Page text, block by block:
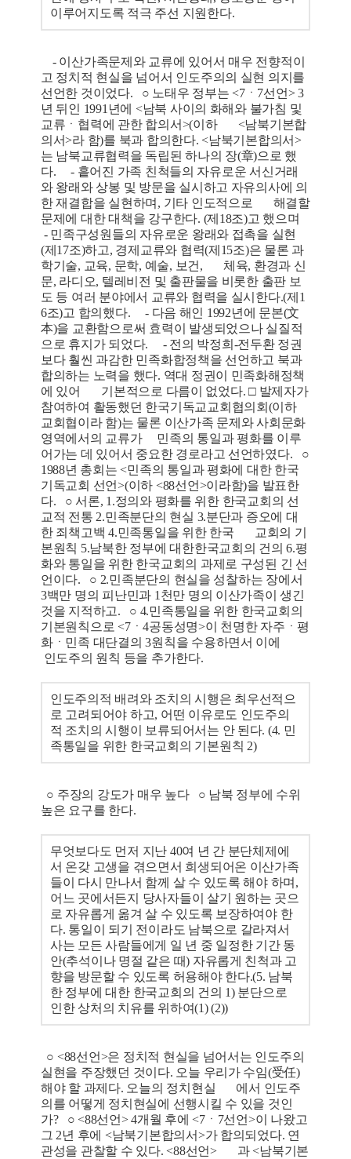
이루어지도록 적극 주선 지원한다.
- 이산가족문제와 교류에 있어서 매우 전향적이
고 정치적 현실을 넘어서 인도주의의 실현 의지를
선언한 것이었다. ○ 노태우 정부는 <7ㆍ7선언> 3
년 뒤인 1991년에 <남북 사이의 화해와 불가침 및
교류ㆍ협력에 관한 합의서>(이하 <남북기본합
의서>라 함)를 북과 합의한다. <남북기본합의서>
는 남북교류협력을 독립된 하나의 장(章)으로 했
다. - 흩어진 가족 친척들의 자유로운 서신거래
와 왕래와 상봉 및 방문을 실시하고 자유의사에 의
한 재결합을 실현하며, 기타 인도적으로 해결할
문제에 대한 대책을 강구한다. (제18조)고 했으며
- 민족구성원들의 자유로운 왕래와 접촉을 실현
(제17조)하고, 경제교류와 협력(제15조)은 물론 과
학기술, 교육, 문학, 예술, 보건, 체육, 환경과 신
문, 라디오, 텔레비전 및 출판물을 비롯한 출판 보
도 등 여러 분야에서 교류와 협력을 실시한다.(제1
6조)고 합의했다. - 다음 해인 1992년에 문본(文
本)을 교환함으로써 효력이 발생되었으나 실질적
으로 휴지가 되었다. - 전의 박정희-전두환 정권
보다 훨씬 과감한 민족화합정책을 선언하고 북과
합의하는 노력을 했다. 역대 정권이 민족화해정책
에 있어 기본적으로 다름이 없었다. □ 발제자가
참여하여 활동했던 한국기독교교회협의회(이하
교회협이라 함)는 물론 이산가족 문제와 사회문화
영역에서의 교류가 민족의 통일과 평화를 이루
어가는 데 있어서 중요한 경로라고 선언하였다. ○
1988년 총회는 <민족의 통일과 평화에 대한 한국
기독교회 선언>(이하 <88선언>이라함)을 발표한
다. ○ 서론, 1.정의와 평화를 위한 한국교회의 선
교적 전통 2.민족분단의 현실 3.분단과 증오에 대
한 죄책고백 4.민족통일을 위한 한국 교회의 기
본원칙 5.남북한 정부에 대한한국교회의 건의 6.평
화와 통일을 위한 한국교회의 과제로 구성된 긴 선
언이다. ○ 2.민족분단의 현실을 성찰하는 장에서
3백만 명의 피난민과 1천만 명의 이산가족이 생긴
것을 지적하고. ○ 4.민족통일을 위한 한국교회의
기본원칙으로 <7ㆍ4공동성명>이 천명한 자주ㆍ평
화ㆍ민족 대단결의 3원칙을 수용하면서 이에
인도주의 원칙 등을 추가한다.
인도주의적 배려와 조치의 시행은 최우선적으
로 고려되어야 하고, 어떤 이유로도 인도주의
적 조치의 시행이 보류되어서는 안 된다. (4. 민
족통일을 위한 한국교회의 기본원칙 2)
○ 주장의 강도가 매우 높다 ○ 남북 정부에 수위
높은 요구를 한다.
무엇보다도 먼저 지난 40여 년 간 분단체제에
서 온갖 고생을 겪으면서 희생되어온 이산가족
들이 다시 만나서 함께 살 수 있도록 해야 하며,
어느 곳에서든지 당사자들이 살기 원하는 곳으
로 자유롭게 옮겨 살 수 있도록 보장하여야 한
다. 통일이 되기 전이라도 남북으로 갈라져서
사는 모든 사람들에게 일 년 중 일정한 기간 동
안(추석이나 명절 같은 때) 자유롭게 친척과 고
향을 방문할 수 있도록 허용해야 한다.(5. 남북
한 정부에 대한 한국교회의 건의 1) 분단으로
인한 상처의 치유를 위하여(1) (2))
○ <88선언>은 정치적 현실을 넘어서는 인도주의
실현을 주장했던 것이다. 오늘 우리가 수임(受任)
해야 할 과제다. 오늘의 정치현실 에서 인도주
의를 어떻게 정치현실에 선행시킬 수 있을 것인
가? ○ <88선언> 4개월 후에 <7ㆍ7선언>이 나왔고
그 2년 후에 <남북기본합의서>가 합의되었다. 연
관성을 관찰할 수 있다. <88선언> 과 <남북기본